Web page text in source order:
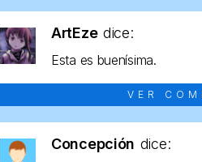
ArtEze dice:
Esta es buenísima.
VER
Concepción dice: